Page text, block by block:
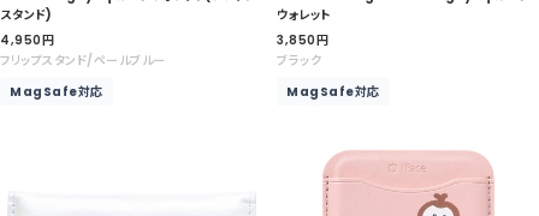
スタンド)
セ
ー
価
4,950円
フリップスタンド/ペールブルー
MagSafe対応
ウォレット
セ
ー
価
3,850円
ブラック
MagSafe対応